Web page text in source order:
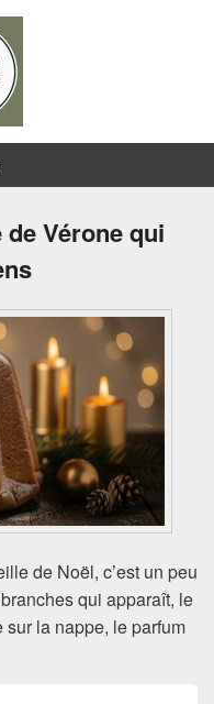
Vérone qui
de Noël, c’est un peu
qui apparaît, le
la nappe, le parfum